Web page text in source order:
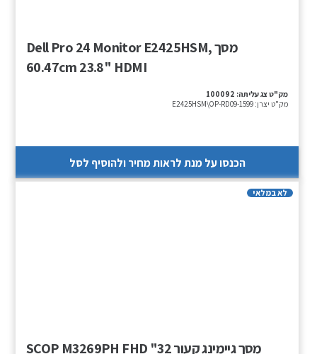
מסך Dell Pro 24 Monitor E2425HSM,
60.47cm 23.8" HDMI
מק"ט צג עליתה: 100092
מק"ט יצרן: E2425HSM\OP-RD09-1599
הכנסו על מנת לראות מחיר ולהוסיף לסל
לא במלאי
מסך גיימינג קעור 32" SCOP M3269PH FHD